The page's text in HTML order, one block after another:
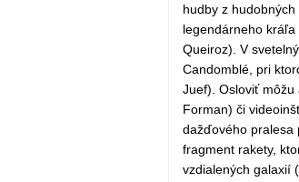
hudby z
legendárneho
Queiroz). V
Candomblé, pri
Juef). Osloviť môžu
Forman) či
dažďového pralesa
fragment rakety,
vzdialených galaxií